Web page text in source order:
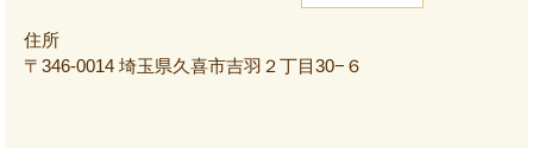
住所
〒346-0014 埼玉県久喜市吉羽２丁目30−６